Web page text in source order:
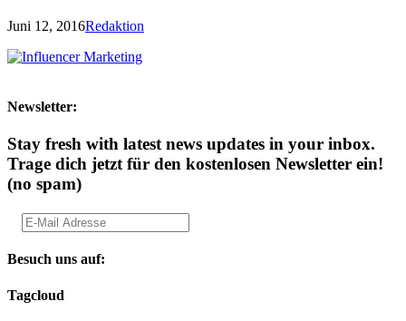
Juni 12, 2016Redaktion
Newsletter:
Stay fresh with latest news updates in your inbox.
Trage dich jetzt für den kostenlosen Newsletter ein!
(no spam)
Besuch uns auf:
Tagcloud